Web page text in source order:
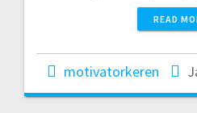
READ
motivatorkeren